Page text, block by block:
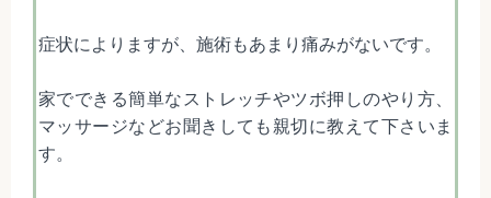
症状によりますが、施術もあまり痛みがないです。
家でできる簡単なストレッチやツボ押しのやり方、
マッサージなどお聞きしても親切に教えて下さいま
す。